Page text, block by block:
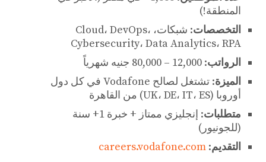
المنطقة!)
التخصصات
: شبكات، Cloud، DevOps،
Cybersecurity، Data Analytics، RPA
الرواتب: 12,000 – 80,000 جنيه شهرياً
الميزة
: تشتغل لصالح Vodafone في كل دول
أوروبا (UK، DE، IT، ES) من القاهرة
متطلبات
: إنجليزي ممتاز + خبرة 1+ سنة
(للجونيور)
التقديم:
careers.vodafone.com